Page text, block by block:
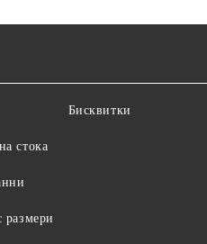
стока
размери
Бисквитки